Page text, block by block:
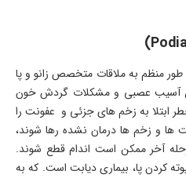
طور منظم به ملاقات متخصص زانو و پا
آسیب عصبی و مشکلات گردش خون
ابتلا به زخم های جزئی و عفونت را
ها و زخم ها درمان نشده رها شوند،
آخر ممکن است اندام قطع شوند.
کردن پا، بیماری دیابت است. که به